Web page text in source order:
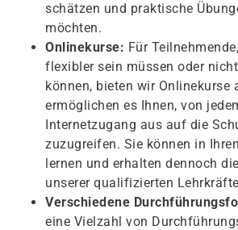
schätzen und praktische
möchten.
Onlinekurse: Für
flexibler sein müssen oder
können, bieten wir Onlinekurse
ermöglichen es Ihnen, von
Internetzugang aus auf die
zuzugreifen. Sie können in
lernen und erhalten dennoch
unserer qualifizierten
Verschiedene
eine Vielzahl von